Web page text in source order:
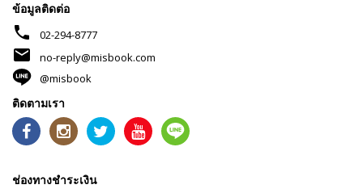
ข้อมูลติดต่อ
phone 02-294-8777
mail
no-reply@misbook.com
@misbook
ติดตามเรา
ช่องทางชำระเงิน